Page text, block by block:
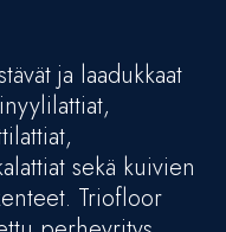
ja laadukkaat
sekä kuivien
Triofloor